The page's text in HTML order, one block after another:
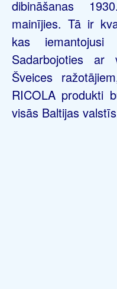
dibināšanas
mainījies. Tā ir
kas iemantojusi
Sadarbojoties ar
Šveices
RICOLA produkti
visās Baltijas